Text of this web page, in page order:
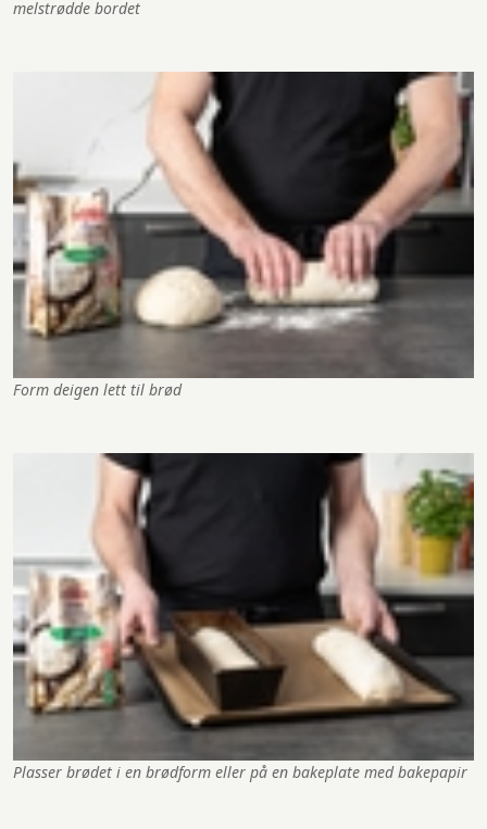
melstrødde bordet
Form deigen lett til brød
Plasser brødet i en brødform eller på en bakeplate med bakepapir